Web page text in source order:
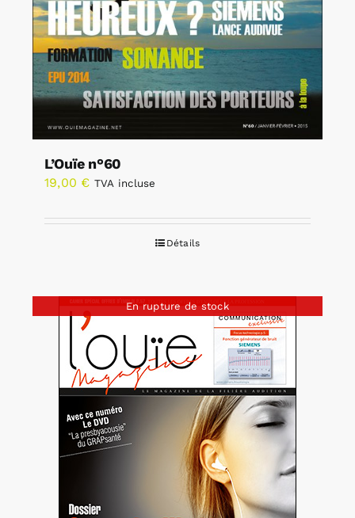
L’Ouïe n°60
19,00 € TVA incluse
Détails
En rupture de stock